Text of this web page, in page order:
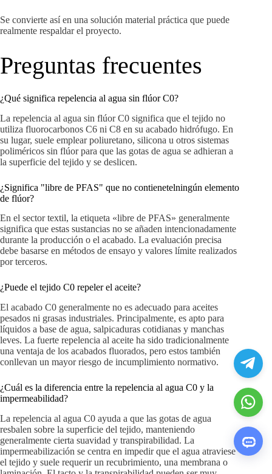
Se convierte así en una solución material práctica que puede
realmente respaldar el proyecto.
Preguntas frecuentes
¿Qué significa repelencia al agua sin flúor C0?
La repelencia al agua sin flúor C0 significa que el tejido no
utiliza fluorocarbonos C6 ni C8 en su acabado hidrófugo. En
su lugar, suele emplear poliuretano, silicona u otros sistemas
poliméricos sin flúor para que las gotas de agua se adhieran a
la superficie del tejido y se deslicen.
¿Significa "libre de PFAS" que no contienetelningún elemento
de flúor?
En el sector textil, la etiqueta «libre de PFAS» generalmente
significa que estas sustancias no se añaden intencionadamente
durante la producción o el acabado. La evaluación precisa
debe basarse en métodos de ensayo y valores límite realizados
por terceros.
¿Puede el tejido C0 repeler el aceite?
El acabado C0 generalmente no es adecuado para aceites
pesados ​​ni grasas industriales. Principalmente, es apto para
líquidos a base de agua, salpicaduras cotidianas y manchas
leves. La fuerte repelencia al aceite ha sido tradicionalmente
una ventaja de los acabados fluorados, pero estos también
conllevan un mayor riesgo de incumplimiento normativo.
¿Cuál es la diferencia entre la repelencia al agua C0 y la
impermeabilidad?
La repelencia al agua C0 ayuda a que las gotas de agua
resbalen sobre la superficie del tejido, manteniendo
generalmente cierta suavidad y transpirabilidad. La
impermeabilización se centra en impedir que el agua atraviese
el tejido y suele requerir un recubrimiento, una membrana o